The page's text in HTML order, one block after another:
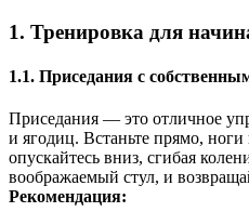
1. Тренировка для
1.1. Приседания с
Приседания — это отличное
и ягодиц. Встаньте прямо,
опускайтесь вниз, сгибая
воображаемый стул, и
Рекомендация: